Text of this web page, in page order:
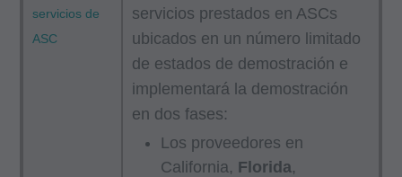
servicios de
ASC
servicios prestados en ASCs
ubicados en un número limitado
de estados de demostración e
implementará la demostración
en dos fases:
Los proveedores en
California, Florida,